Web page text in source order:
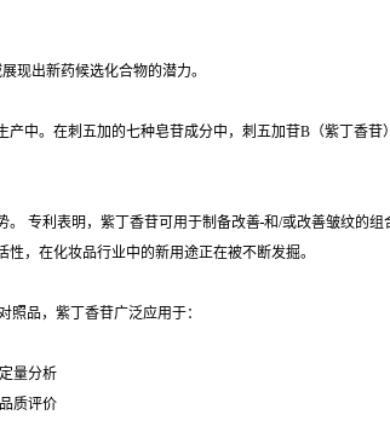
现出新药候选化合物的潜力。
产中。在刺五加的七种皂苷成分中，刺五加苷B（紫丁香苷
。 专利表明，紫丁香苷可用于制备改善 和/或改善皱纹的组
，在化妆品行业中的新用途正在被不断发掘。
照品，紫丁香苷广泛应用于：
量分析
质评价